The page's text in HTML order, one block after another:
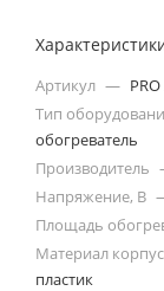
Артикул —
Тип
обогреватель
Производитель
Напряжение, В
Площадь
Материал
пластик